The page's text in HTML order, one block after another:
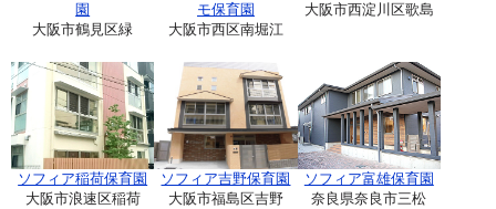
園
大阪市鶴見区緑
モ保育園
大阪市西区南堀江
大阪市西淀川区歌島
ソフィア稲荷保育園
大阪市浪速区稲荷
ソフィア吉野保育園
大阪市福島区吉野
ソフィア富雄保育園
奈良県奈良市三松